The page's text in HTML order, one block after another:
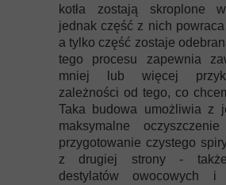
kotła zostają skroplone
jednak część z nich
a tylko część zostaje
tego procesu zapewnia
mniej lub więcej
zależności od tego, co
Taka budowa umożliwia z
maksymalne
przygotowanie czystego
z drugiej strony - także
destylatów owocowych i